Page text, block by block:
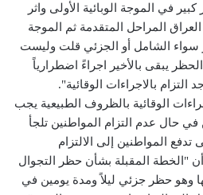
في الموجة الوبائية الأولى واثر
المراحل المتقدمة ثم الموجة
سواء الشامل أو الجزئي قلت وليست
يبقى بالأخير اجراءً اضطرارياً
التزام بالاجراءات الوقائية".
الوقائية بالظروف الطبيعية يجب
في حال عدم التزام المواطنين تلجأ
المواطنين إلى الالتزام
أن "الخطة المقبلة بشأن حظر التجوال
وهو حظر جزئي ليلاً ومدة يومين في